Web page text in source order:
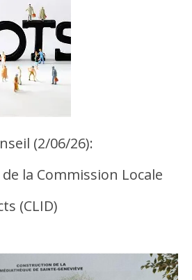
(2/06/26):
la Commission Locale
(CLID)